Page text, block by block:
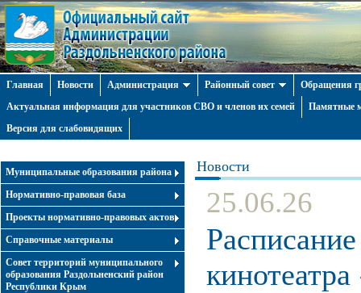
Главная Новости Администрация Районный совет
Обращения
Актуальная информация для участников СВО и членов их семей
Памятные
Версия для слабовидящих
Муниципальные образования района
Нормативно-правовая база
Проекты нормативно-правовых актов
Справочные материалы
Совет территорий муниципального
образования Раздольненский район
Республики Крым
Новости
25.06.26